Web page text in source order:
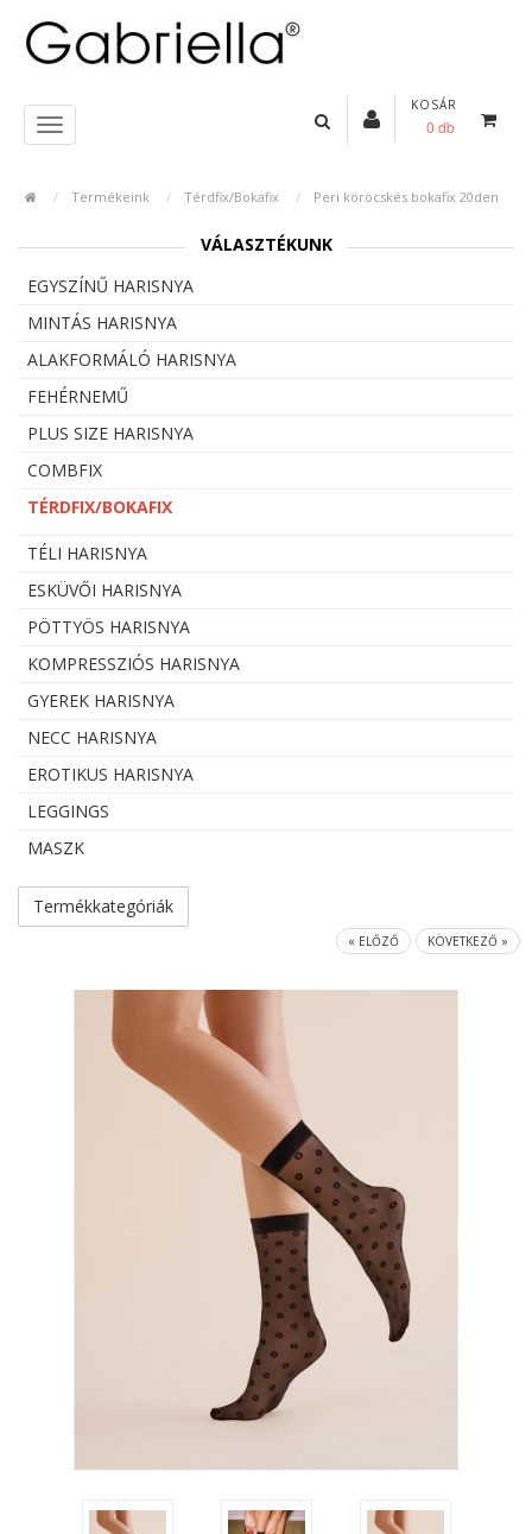
KOSÁR
0 db
Termékeink Térdfix/Bokafix Peri köröcskés bokafix 20den
VÁLASZTÉKUNK
EGYSZÍNŰ HARISNYA
MINTÁS HARISNYA
ALAKFORMÁLÓ HARISNYA
FEHÉRNEMŰ
PLUS SIZE HARISNYA
COMBFIX
TÉRDFIX/BOKAFIX
TÉLI HARISNYA
ESKÜVŐI HARISNYA
PÖTTYÖS HARISNYA
KOMPRESSZIÓS HARISNYA
GYEREK HARISNYA
NECC HARISNYA
EROTIKUS HARISNYA
LEGGINGS
MASZK
Termékkategóriák
« ELŐZŐ KÖVETKEZŐ »